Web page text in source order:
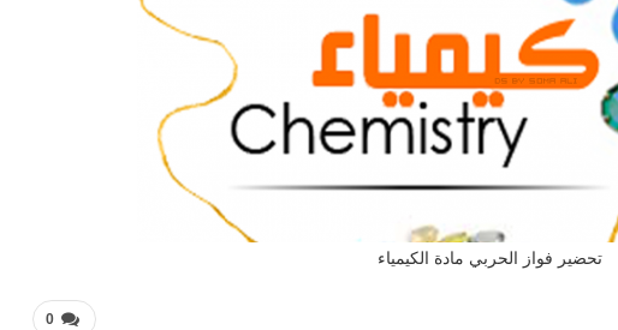
تحضير فواز الحربي مادة الكيمياء
0